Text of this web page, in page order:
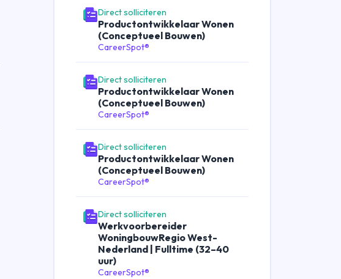
Direct solliciteren
Productontwikkelaar Wonen
(Conceptueel Bouwen)
CareerSpot®
Direct solliciteren
Productontwikkelaar Wonen
(Conceptueel Bouwen)
CareerSpot®
Direct solliciteren
Productontwikkelaar Wonen
(Conceptueel Bouwen)
CareerSpot®
Direct solliciteren
Werkvoorbereider
WoningbouwRegio West-
Nederland | Fulltime (32–40
uur)
CareerSpot®